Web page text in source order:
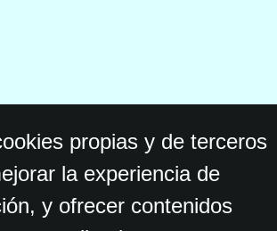
propias y de terceros
la experiencia de
y ofrecer contenidos